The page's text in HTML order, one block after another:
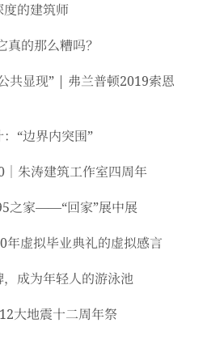
的建筑师
的那么糟吗？
共显现” | 弗兰普顿2019索恩
“边界内突围”
朱涛建筑工作室四周年
之家——“回家”展中展
虚拟毕业典礼的虚拟感言
成为年轻人的游泳池
大地震十二周年祭